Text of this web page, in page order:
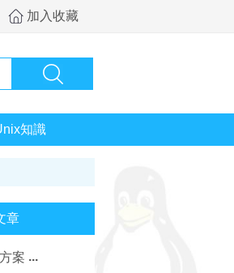
加入收藏
知識
章
案